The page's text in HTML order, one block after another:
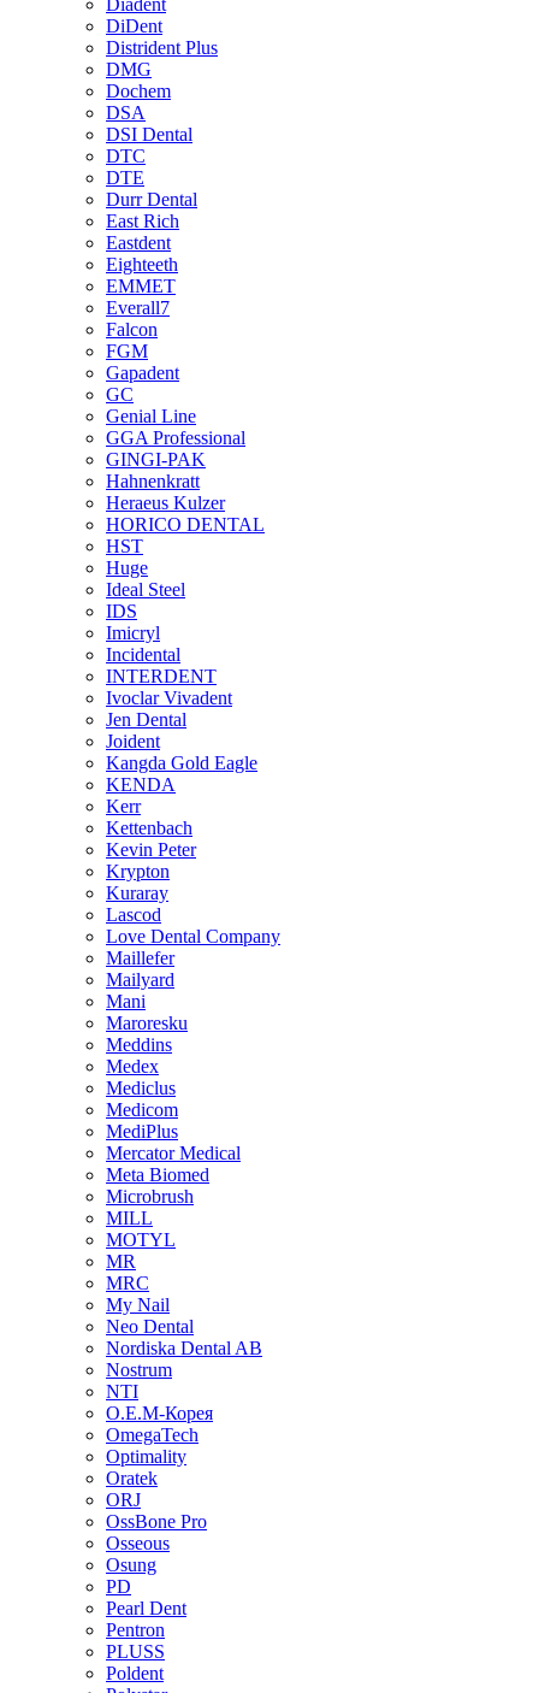
Diadent
DiDent
Distrident Plus
DMG
Dochem
DSA
DSI Dental
DTC
DTE
Durr Dental
East Rich
Eastdent
Eighteeth
EMMET
Everall7
Falcon
FGM
Gapadent
GC
Genial Line
GGA Professional
GINGI-PAK
Hahnenkratt
Heraeus Kulzer
HORICO DENTAL
HST
Huge
Ideal Steel
IDS
Imicryl
Incidental
INTERDENT
Ivoclar Vivadent
Jen Dental
Joident
Kangda Gold Eagle
KENDA
Kerr
Kettenbach
Kevin Peter
Krypton
Kuraray
Lascod
Love Dental Company
Maillefer
Mailyard
Mani
Maroresku
Meddins
Medex
Mediclus
Medicom
MediPlus
Mercator Medical
Meta Biomed
Microbrush
MILL
MOTYL
MR
MRC
My Nail
Neo Dental
Nordiska Dental AB
Nostrum
NTI
O.E.M-Корея
OmegaTech
Optimality
Oratek
ORJ
OssBone Pro
Osseous
Osung
PD
Pearl Dent
Pentron
PLUSS
Poldent